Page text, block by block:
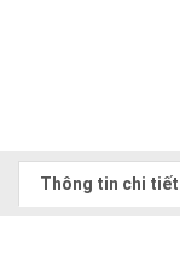
Thông tin chi tiết